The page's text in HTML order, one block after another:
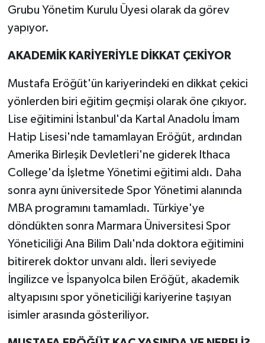
Grubu Yönetim Kurulu Üyesi olarak da görev
yapıyor.
AKADEMİK KARİYERİYLE DİKKAT ÇEKİYOR
Mustafa Eröğüt'ün kariyerindeki en dikkat çekici
yönlerden biri eğitim geçmişi olarak öne çıkıyor.
Lise eğitimini İstanbul'da Kartal Anadolu İmam
Hatip Lisesi'nde tamamlayan Eröğüt, ardından
Amerika Birleşik Devletleri'ne giderek Ithaca
College'da İşletme Yönetimi eğitimi aldı. Daha
sonra aynı üniversitede Spor Yönetimi alanında
MBA programını tamamladı. Türkiye'ye
döndükten sonra Marmara Üniversitesi Spor
Yöneticiliği Ana Bilim Dalı'nda doktora eğitimini
bitirerek doktor unvanı aldı. İleri seviyede
İngilizce ve İspanyolca bilen Eröğüt, akademik
altyapısını spor yöneticiliği kariyerine taşıyan
isimler arasında gösteriliyor.